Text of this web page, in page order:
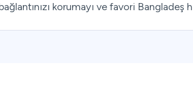
korumayı ve favori